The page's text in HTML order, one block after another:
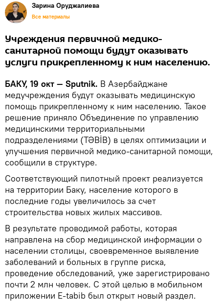
Зарина Оруджалиева
Все материалы
Учреждения первичной медико-
санитарной помощи будут оказывать
услуги прикрепленному к ним населению.
БАКУ, 19 окт — Sputnik. В Азербайджане
медучреждения будут оказывать медицинскую
помощь прикрепленному к ним населению. Такое
решение приняло Объединение по управлению
медицинскими территориальными
подразделениями (TƏBİB) в целях оптимизации и
улучшения первичной медико-санитарной помощи,
сообщили в структуре.
Соответствующий пилотный проект реализуется
на территории Баку, население которого в
последние годы увеличилось за счет
строительства новых жилых массивов.
В результате проводимой работы, которая
направлена на сбор медицинской информации о
населении столицы, своевременное выявление
заболеваний и больных в группе риска,
проведение обследований, уже зарегистрировано
почти 2 млн человек. С этой целью в мобильном
приложении E-tabib был открыт новый раздел.